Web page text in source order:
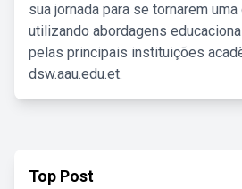
sua jornada para se tornarem
utilizando abordagens
pelas principais instituições
dsw.aau.edu.et.
Top Post